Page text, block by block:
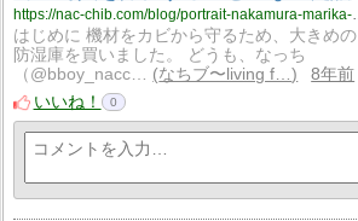
はじめに 機材をカビから守るため、大きめの
防湿庫を買いました。 どうも、なっち
（@bboy_nacc…
なちブ〜living f…
8年前
いいね！
0